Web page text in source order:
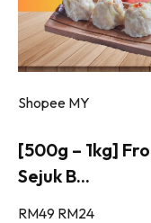
Shopee MY
[500g – 1kg]
Sejuk B...
RM49 RM24